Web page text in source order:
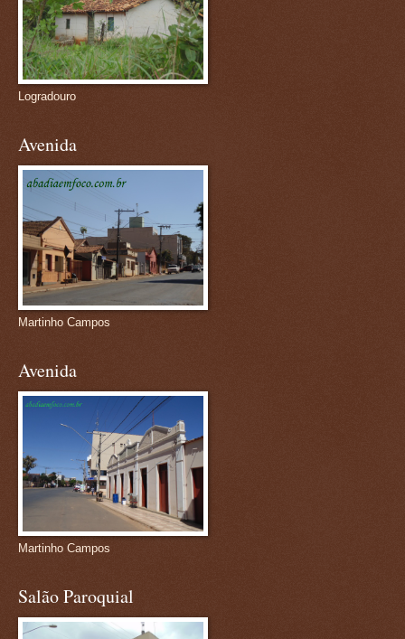
Logradouro
Avenida
Martinho Campos
Avenida
Martinho Campos
Salão Paroquial